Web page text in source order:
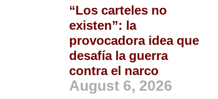
“Los carteles no
existen”: la
provocadora idea que
desafía la guerra
contra el narco
August 6, 2026